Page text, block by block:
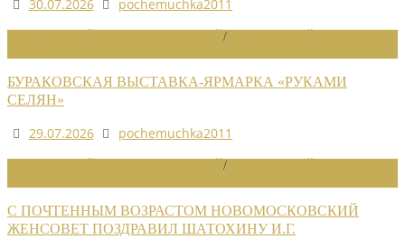
30.07.2026
pochemuchka2011
/
БУРАКОВСКАЯ ВЫСТАВКА-ЯРМАРКА «РУКАМИ
СЕЛЯН»
29.07.2026
pochemuchka2011
/
С ПОЧТЕННЫМ ВОЗРАСТОМ НОВОМОСКОВСКИЙ
ЖЕНСОВЕТ ПОЗДРАВИЛ ШАТОХИНУ И.Г.